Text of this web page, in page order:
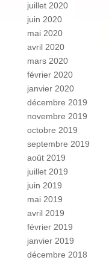
juillet 2020
juin 2020
mai 2020
avril 2020
mars 2020
février 2020
janvier 2020
décembre 2019
novembre 2019
octobre 2019
septembre 2019
août 2019
juillet 2019
juin 2019
mai 2019
avril 2019
février 2019
janvier 2019
décembre 2018